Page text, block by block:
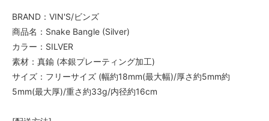
BRAND：VIN'S/ビンズ
商品名：Snake Bangle (Silver)
カラー：SILVER
素材：真鍮 (本銀プレーティング加工)
サイズ：フリーサイズ (幅約18mm(最大幅)/厚さ約5mm約
5mm(最大厚)/重さ約33g/内径約16cm